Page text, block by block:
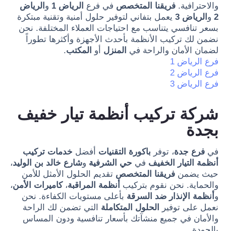
والاحترافية. فريقنا المتخصص في فرع الرياض 1 و الرياض
2 و الرياض 3
يعمل بتفاني لتوفير حلول أمنية وتقنية مبتكرة
بسعر تنافسي يتناسب مع احتياجات العملاء المختلفة. نحن
نضمن لك تركيب الأنظمة بأحدث الأجهزة وأكثرها تطوراً
لضمان الأمان والراحة في المنزل أو المكتب.
فرع الرياض 1
فرع الرياض 2
فرع الرياض 3
شركة تركيب أنظمة تيار خفيف
بجدة
في فرع جدة، توفر باكورة التقنيات أفضل خدمات تركيب
أنظمة التيار الخفيف في حي الشرفية وشارع خالد بن الوليد،
حيث يضمن فريقنا المتخصص تقديم الحلول الأمثل للأمن
والحماية. نحن نقوم بتركيب
أنظمة المراقبة،كاميرات الأمن،
و أنظمة الإنذار ضد السرقة بأعلى مستويات الكفاءة. نحن
نعمل على توفير
الحلول المتكاملة التي تضمن لك الراحة
والأمان في جميع منشآتك بأسعار تنافسية ودون المساس